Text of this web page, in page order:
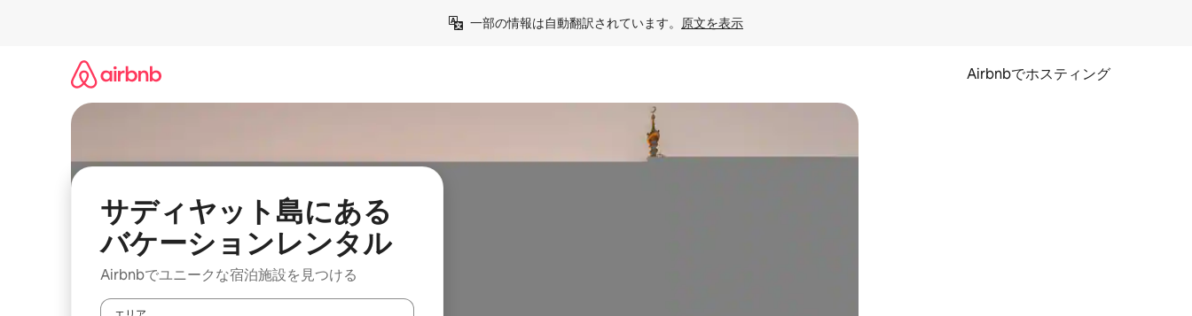
一部の情報は自動翻訳されています。 原文を表示
Airbnbでホスティング
サディヤット島にある
バケーションレンタル
Airbnbでユニークな宿泊施設を見つける